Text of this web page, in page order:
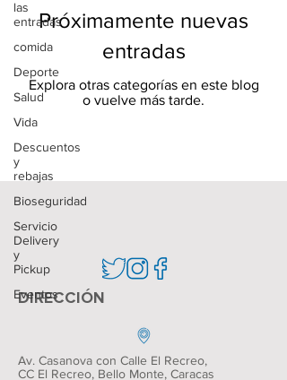
las
entradas
comida
Deporte
Salud
Vida
Descuentos
y
rebajas
Bioseguridad
Servicio
Delivery
y
Pickup
Eventos
Próximamente nuevas
entradas
Explora otras categorías en este blog
o vuelve más tarde.
DIRECCIÓN
Av. Casanova con Calle El Recreo,
CC El Recreo, Bello Monte, Caracas